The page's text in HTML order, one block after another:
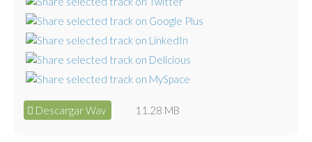
Descargar Wav 11.28 MB